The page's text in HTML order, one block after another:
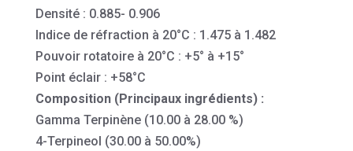
Densité : 0.885- 0.906
Indice de réfraction à 20°C : 1.475 à 1.482
Pouvoir rotatoire à 20°C : +5° à +15°
Point éclair : +58°C
Composition (Principaux ingrédients) :
Gamma Terpinène (10.00 à 28.00 %)
4-Terpineol (30.00 à 50.00%)